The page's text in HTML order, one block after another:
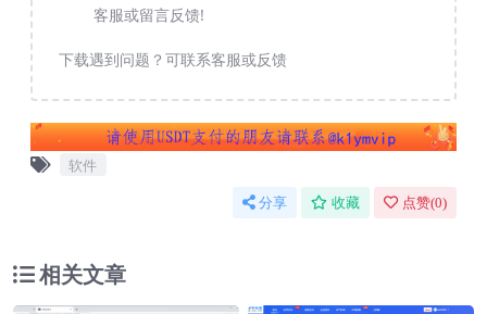
客服或留言反馈!
下载遇到问题？可联系客服或反馈
软件
分享 收藏 点赞(0)
相关文章